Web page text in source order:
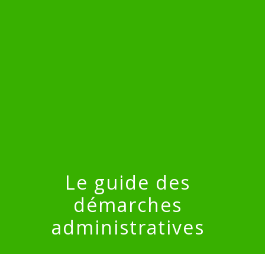
Le guide des
démarches
administratives